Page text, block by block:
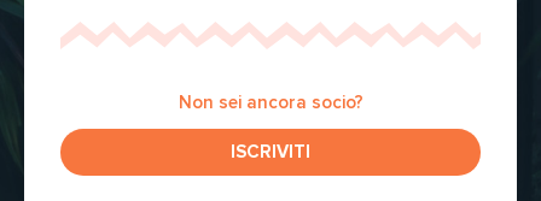
Non sei ancora socio?
ISCRIVITI